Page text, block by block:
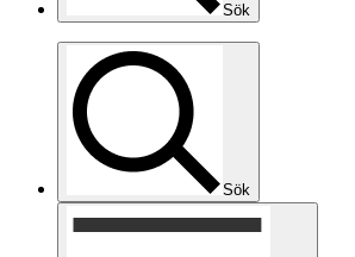
Sök
Sök